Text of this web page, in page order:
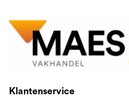
Klantenservice